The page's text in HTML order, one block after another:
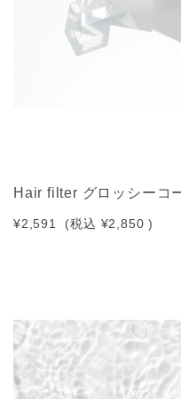
Hair filter グロッシーコ
¥2,591 (税込 ¥2,850 )